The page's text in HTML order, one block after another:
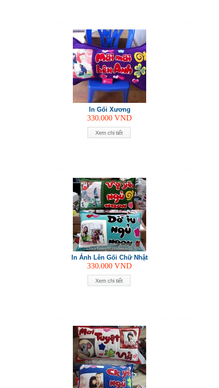
Xem chi tiết
In Gối Xương
330.000 VND
Xem chi tiết
In Ảnh Lên Gối Chữ Nhật
330.000 VND